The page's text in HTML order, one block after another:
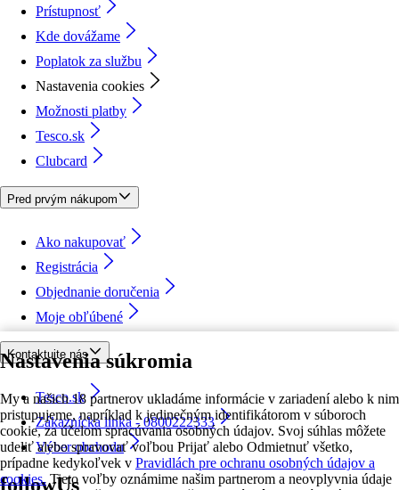
Nastavenia súkromia
My a našich 18 partnerov ukladáme informácie v zariadení alebo k nim
pristupujeme, napríklad k jedinečným identifikátorom v súboroch
cookie, za účelom spracúvania osobných údajov. Svoj súhlas môžete
udeliť alebo spravovať voľbou Prijať alebo Odmietnuť všetko,
prípadne kedykoľvek v Pravidlách pre ochranu osobných údajov a
cookies. Tieto voľby oznámime našim partnerom a neovplyvnia údaje
Prístupnosť
Kde dovážame
Poplatok za službu
Nastavenia cookies
Možnosti platby
Tesco.sk
Clubcard
Pred prvým nákupom
Ako nakupovať
Registrácia
Objednanie doručenia
Moje obľúbené
Kontaktujte nás
Tesco.sk
Zákaznícka linka - 0800222333
Výber obchodu
followUs